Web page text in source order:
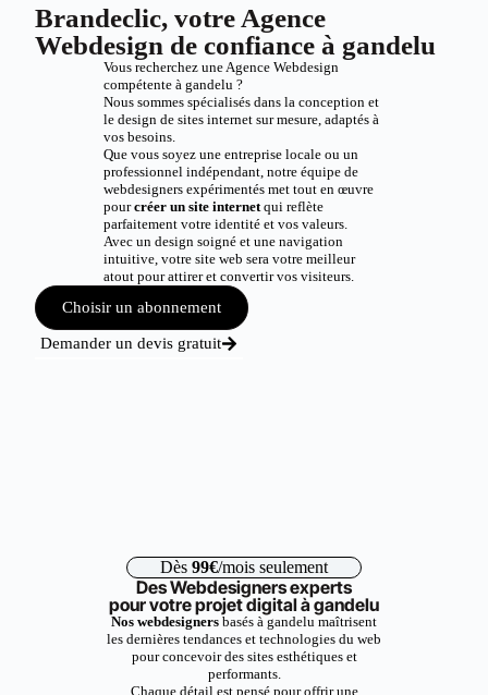
Brandeclic, votre Agence
Webdesign de confiance à gandelu
Vous recherchez une Agence Webdesign
compétente à gandelu ?
Nous sommes spécialisés dans la conception et
le design de sites internet sur mesure, adaptés à
vos besoins.
Que vous soyez une entreprise locale ou un
professionnel indépendant, notre équipe de
webdesigners expérimentés met tout en œuvre
pourcréer un site internetqui reflète
parfaitement votre identité et vos valeurs.
Avec un design soigné et une navigation
intuitive, votre site web sera votre meilleur
atout pour attirer et convertir vos visiteurs.
Choisir un abonnement
Demander un devis gratuit
Dès 99€/mois seulement
Des Webdesigners experts
pour votre projet digital à gandelu
Nos webdesigners basés à gandelu maîtrisent
les dernières tendances et technologies du web
pour concevoir des sites esthétiques et
performants.
Chaque détail est pensé pour offrir une